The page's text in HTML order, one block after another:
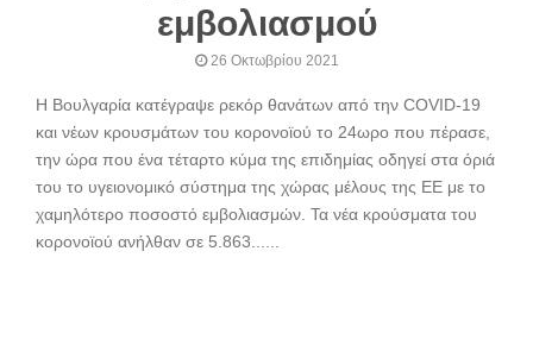
εμβολιασμού
26 Οκτωβρίου 2021
Η Βουλγαρία κατέγραψε ρεκόρ θανάτων από την COVID-19
και νέων κρουσμάτων του κορονοϊού το 24ωρο που πέρασε,
την ώρα που ένα τέταρτο κύμα της επιδημίας οδηγεί στα όριά
του το υγειονομικό σύστημα της χώρας μέλους της ΕΕ με το
χαμηλότερο ποσοστό εμβολιασμών. Τα νέα κρούσματα του
κορονοϊού ανήλθαν σε 5.863......